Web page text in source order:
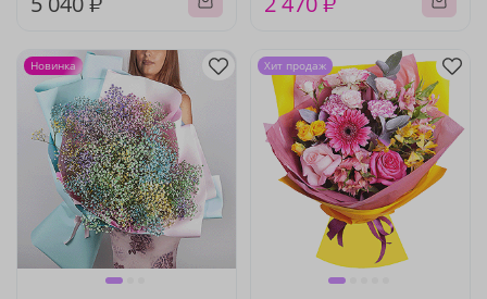
Новинка Хит продаж